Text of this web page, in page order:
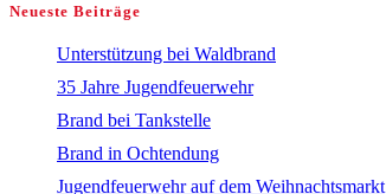
Neueste Beiträge
Unterstützung bei Waldbrand
35 Jahre Jugendfeuerwehr
Brand bei Tankstelle
Brand in Ochtendung
Jugendfeuerwehr auf dem Weihnachtsmarkt